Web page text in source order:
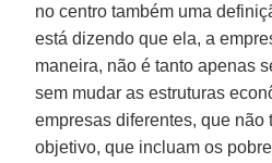
no centro também uma
está dizendo que ela, a
maneira, não é tanto apenas
sem mudar as estruturas
empresas diferentes, que não
objetivo, que incluam os